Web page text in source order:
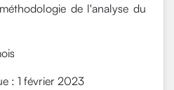
de l'analyse du
: 1 février 2023